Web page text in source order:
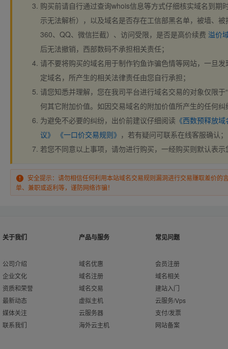
购买前请自行通过查询whois信息等方式仔细核实域名到期
示无法解析），以及域名是否存在工信部黑名单，被墙、
360、QQ、微信拦截）、访问受限，是否是高价续费 溢价
后无法撤销，西部数码不承担相关责任；
请不要将购买的域名用于制作钓鱼诈骗色情等网站，一旦
定域名，所产生的相关法律责任由您自行承担；
请您知悉并理解，您在我司平台进行域名交易的对象仅限于
何其它附加价值。如因交易域名的附加价值所产生的任何
为避免不必要的纠纷，出价前建议仔细阅读 《西数预释放
议》
《一口价交易规则》 ，若有疑问可联系在线客服确认；
若您不同意以上事项，请勿进行购买，一经购买则默认表
安全提示：请勿相信任何利用本站域名交易规则漏洞进行交易赚取差价的
单、兼职或返利等，谨防网络诈骗！
关于我们
公司介绍
企业文化
资质和荣誉
最新动态
媒体关注
联系我们
产品与服务
域名优惠
域名注册
域名交易
虚拟主机
云服务器
海外云主机
常见问题
会员注册
域名相关
建站入门
云服务/Vps
支付/发票
网站备案